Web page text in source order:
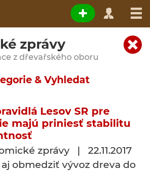
zprávy
z dřevařského oboru
& Vyhledat
Lesov SR pre
majú priniesť stabilitu
zprávy | 22.11.2017
obmedziť vývoz dreva do